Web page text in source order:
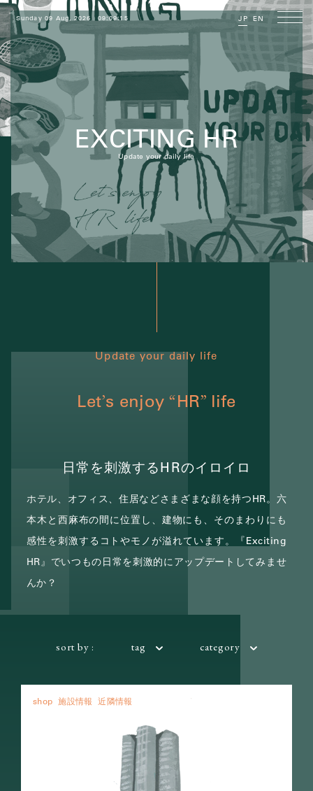
Sunday 09 Aug, 202609:09:15 JP EN
EXCITING HR
Update your daily life
Update your daily life
Let’s enjoy “HR” life
日常を刺激するHRのイロイロ
ホテル、オフィス、住居などさまざまな顔を持つHR。 六
本木と西麻布の間に位置し、建物にも、そのまわりにも
感性を刺激するコトやモノが溢れています。
『Exciting
HR』でいつもの日常を刺激的にアップデートしてみませ
んか？
sort by : tag category
shop 施設情報 近隣情報